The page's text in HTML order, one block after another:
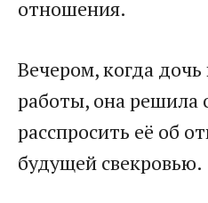
отношения.
Вечером, когда дочь
работы, она решила
расспросить её об
будущей свекровью.